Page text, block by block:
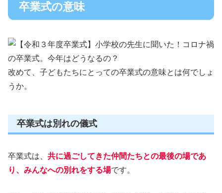
卒業式の意味
改めて、子どもたちにとっての卒業式の意味とは何でしょ
うか。
卒業式は別れの儀式
卒業式は、 共に過ごしてきた仲間たちとの最後の場であ
り、みんなへの別れをする場です。